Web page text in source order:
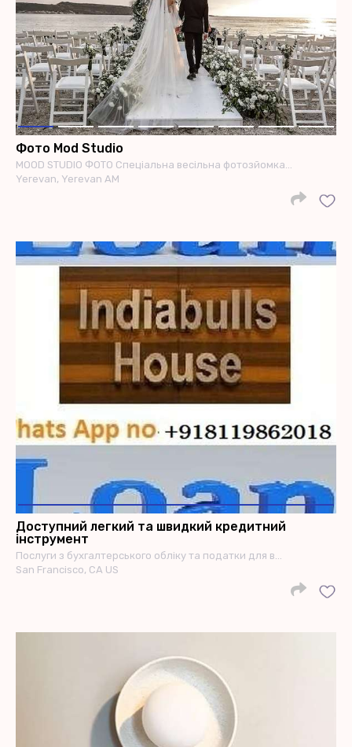
Фото Mod Studio
MOOD STUDIO ФОТО Спеціальна весільна фотозйомка…
Yerevan, Yerevan AM
Доступний легкий та швидкий кредитний
інструмент
Послуги з бухгалтерського обліку та податки для в…
San Francisco, CA US